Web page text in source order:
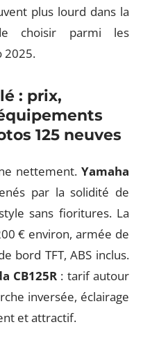
plus lourd dans la
choisir parmi les
2025.
: prix,
125 neuves
nettement. Yamaha
par la solidité de
sans fioritures. La
€ environ, armée de
bord TFT, ABS inclus.
CB125R: tarif autour
inversée, éclairage
et attractif.